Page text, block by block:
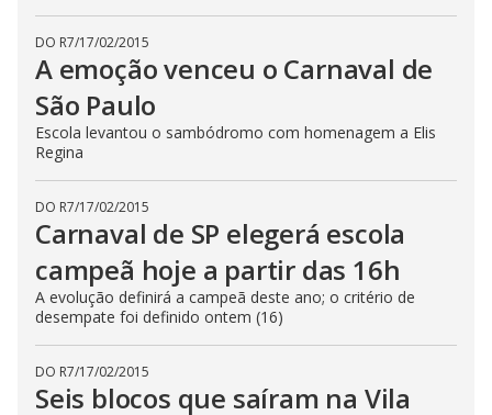
DO R7/17/02/2015
A emoção venceu o Carnaval de
São Paulo
Escola levantou o sambódromo com homenagem a Elis
Regina
DO R7/17/02/2015
Carnaval de SP elegerá escola
campeã hoje a partir das 16h
A evolução definirá a campeã deste ano; o critério de
desempate foi definido ontem (16)
DO R7/17/02/2015
Seis blocos que saíram na Vila